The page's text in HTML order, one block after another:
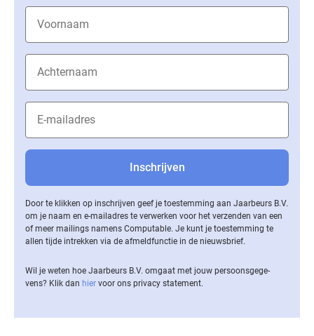
Door te klikken op inschrijven geef je toestemming aan Jaarbeurs B.V.
om je naam en e-mailadres te verwerken voor het verzenden van een
of meer mailings namens Computable. Je kunt je toestemming te
allen tijde intrekken via de af­meld­func­tie in de nieuwsbrief.
Wil je weten hoe Jaarbeurs B.V. omgaat met jouw per­soons­ge­ge­
vens? Klik dan hier voor ons privacy statement.